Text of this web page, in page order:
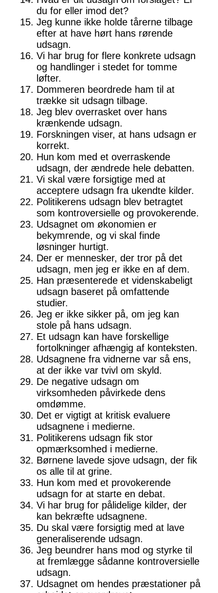
du for eller imod det?
Jeg kunne ikke holde tårerne tilbage
efter at have hørt hans rørende
udsagn.
Vi har brug for flere konkrete udsagn
og handlinger i stedet for tomme
løfter.
Dommeren beordrede ham til at
trække sit udsagn tilbage.
Jeg blev overrasket over hans
krænkende udsagn.
Forskningen viser, at hans udsagn er
korrekt.
Hun kom med et overraskende
udsagn, der ændrede hele debatten.
Vi skal være forsigtige med at
acceptere udsagn fra ukendte kilder.
Politikerens udsagn blev betragtet
som kontroversielle og provokerende.
Udsagnet om økonomien er
bekymrende, og vi skal finde
løsninger hurtigt.
Der er mennesker, der tror på det
udsagn, men jeg er ikke en af dem.
Han præsenterede et videnskabeligt
udsagn baseret på omfattende
studier.
Jeg er ikke sikker på, om jeg kan
stole på hans udsagn.
Et udsagn kan have forskellige
fortolkninger afhængig af konteksten.
Udsagnene fra vidnerne var så ens,
at der ikke var tvivl om skyld.
De negative udsagn om
virksomheden påvirkede dens
omdømme.
Det er vigtigt at kritisk evaluere
udsagnene i medierne.
Politikerens udsagn fik stor
opmærksomhed i medierne.
Børnene lavede sjove udsagn, der fik
os alle til at grine.
Hun kom med et provokerende
udsagn for at starte en debat.
Vi har brug for pålidelige kilder, der
kan bekræfte udsagnene.
Du skal være forsigtig med at lave
generaliserende udsagn.
Jeg beundrer hans mod og styrke til
at fremlægge sådanne kontroversielle
udsagn.
Udsagnet om hendes præstationer på